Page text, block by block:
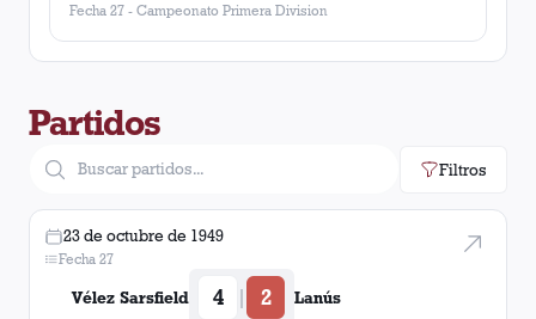
Fecha 27 - Campeonato Primera Division
Partidos
Filtros
23 de octubre de 1949
Fecha 27
Vélez Sarsfield 4 | 2 Lanús